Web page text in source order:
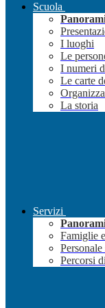
Scuola
I luoghi
Le
I numeri
Le carte
La storia
Servizi
Famiglie
Percorsi